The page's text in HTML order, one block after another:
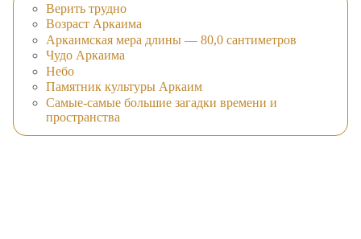
Верить трудно
Возраст Аркаима
Аркаимская мера длины — 80,0 сантиметров
Чудо Аркаима
Небо
Памятник культуры Аркаим
Самые-самые большие загадки времени и
пространства